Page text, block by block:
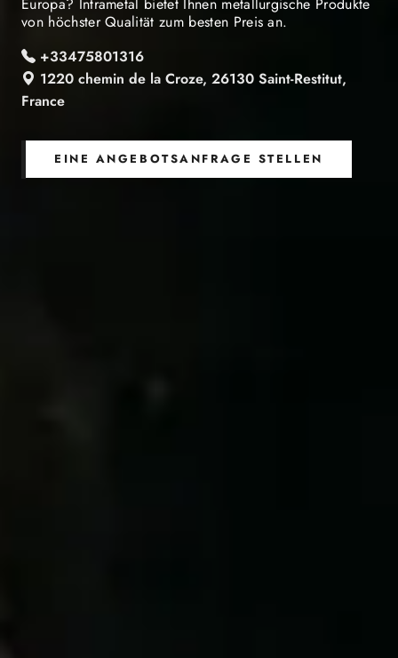
Europa? Intrametal bietet Ihnen metallurgische Produkte
von höchster Qualität zum besten Preis an.
+33475801316
1220 chemin de la Croze, 26130 Saint-Restitut,
France
EINE ANGEBOTSANFRAGE STELLEN